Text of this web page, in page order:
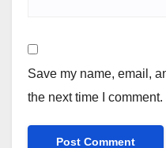
Save my name, email,
the next time I comment.